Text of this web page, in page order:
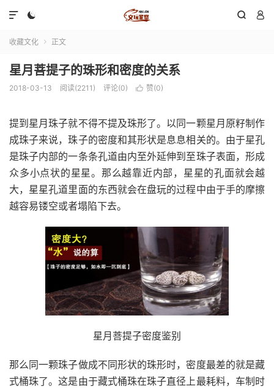
  

收藏文化  正文
星月菩提子的珠形和密度的关系
2018-03-13 阅读(2211) 评论(0)  赞(0)
提到星月珠子就不得不提及珠形了。以同一颗星月原籽制作
成珠子来说，珠子的密度和其形状是息息相关的。由于星孔
是珠子内部的一条条孔道由内至外延伸到至珠子表面，形成
众多小点状的星星。那么越靠近内部，星星的孔面就会越
大，星星孔道里面的东西就会在盘玩的过程中由于手的摩擦
越容易镂空或者塌陷下去。
星月菩提子密度鉴别
那么同一颗珠子做成不同形状的珠形时，密度最差的就是藏
式桶珠了。这是由于藏式桶珠在珠子直径上最耗料，车制时